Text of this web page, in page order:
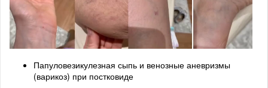
Папуловезикулезная сыпь и венозные аневризмы
(варикоз) при постковиде